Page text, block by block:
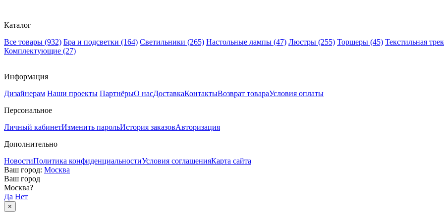
Каталог
Все товары (932) Бра и подсветки (164) Светильники (265) Настольные лампы (47) Люстры (255) Торшеры (45) Текстильная
Комплектующие (27)
Информация
Дизайнерам Наши проекты ПартнёрыО насДоставкаКонтактыВозврат товараУсловия оплаты
Персональное
Личный кабинетИзменить парольИстория заказовАвторизация
Дополнительно
НовостиПолитика конфиденциальностиУсловия соглашенияКарта сайта
Ваш город: Москва
Ваш город
Москва?
Да Нет
×